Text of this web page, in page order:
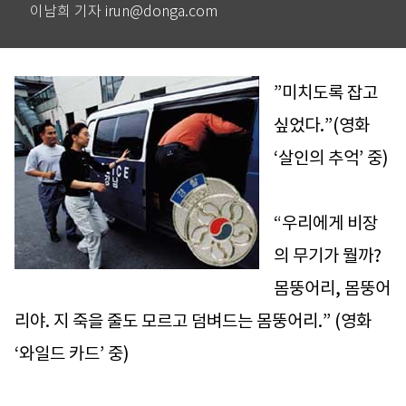
이남희 기자 irun@donga.com
”미치도록 잡고
싶었다.”(영화
‘살인의 추억’ 중)
“우리에게 비장
의 무기가 뭘까?
몸뚱어리, 몸뚱어
리야. 지 죽을 줄도 모르고 덤벼드는 몸뚱어리.” (영화
‘와일드 카드’ 중)